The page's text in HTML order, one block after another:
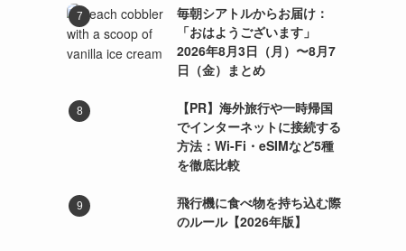
毎朝シアトルからお届け：
「おはようございます」
2026年8月3日（月）〜8月7
日（金）まとめ
【PR】海外旅行や一時帰国
でインターネットに接続する
方法：Wi-Fi・eSIMなど5種
を徹底比較
飛行機に食べ物を持ち込む際
のルール【2026年版】